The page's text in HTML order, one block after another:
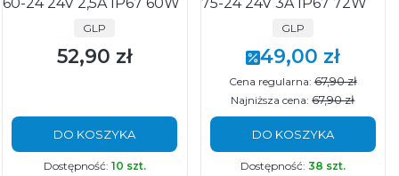
PRODUCENT
GLP
Cena
52,90 zł
DO KOSZYKA
Dostępność: 10 szt.
PRODUCENT
GLP
Cena promocyjna
49,00 zł
Cena regularna: 67,90 zł
Najniższa cena: 67,90 zł
DO KOSZYKA
Dostępność: 38 szt.